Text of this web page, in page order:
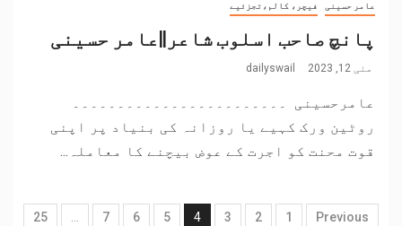
عامر حسینی فیچر، کالم،تجزئیے
پانچ صاحب اسلوب شاعر||عامر حسینی
مئی 12, 2023 dailyswail
عامرحسینی ۔۔۔۔۔۔۔۔۔۔۔۔۔۔۔۔۔۔۔۔۔۔۔۔
روٹین ورک کہیے یا روزانہ کی بنیاد پر اپنی
قوت محنت کو اجرت کے عوض بیچنے کا معاملہ...
Previous
1
2
3
4
5
6
7
…
25